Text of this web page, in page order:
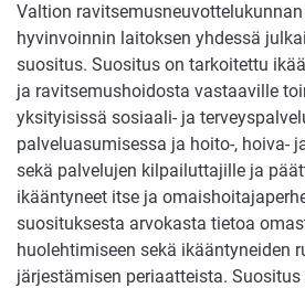
Valtion ravitsemusneuvottelukunnan
hyvinvoinnin laitoksen yhdessä
suositus. Suositus on tarkoitettu
ja ravitsemushoidosta vastaaville
yksityisissä sosiaali- ja
palveluasumisessa ja hoito-, hoiva-
sekä palvelujen kilpailuttajille ja
ikääntyneet itse ja
suosituksesta arvokasta tietoa
huolehtimiseen sekä ikääntyneiden
järjestämisen periaatteista.